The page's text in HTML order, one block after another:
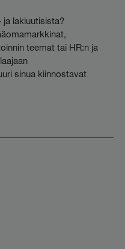
ja lakiuutisista?
teemat tai HR:n ja
sinua kiinnostavat